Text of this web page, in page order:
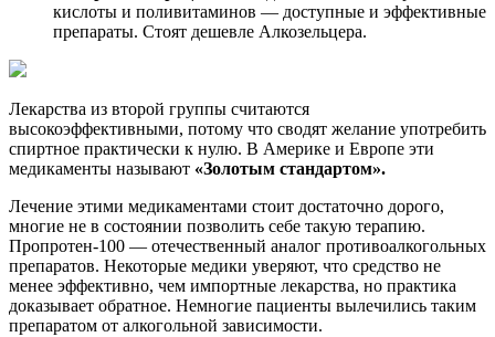
кислоты и поливитаминов — доступные и эффективные
препараты. Стоят дешевле Алкозельцера.
Лекарства из второй группы считаются
высокоэффективными, потому что сводят желание употребить
спиртное практически к нулю. В Америке и Европе эти
медикаменты называют «Золотым стандартом».
Лечение этими медикаментами стоит достаточно дорого,
многие не в состоянии позволить себе такую терапию.
Пропротен-100 — отечественный аналог противоалкогольных
препаратов. Некоторые медики уверяют, что средство не
менее эффективно, чем импортные лекарства, но практика
доказывает обратное. Немногие пациенты вылечились таким
препаратом от алкогольной зависимости.